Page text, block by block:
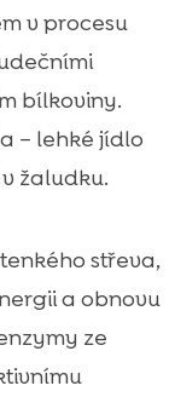
v procesu
bílkoviny.
– lehké jídlo
žaludku.
střeva,
a obnovu
ze